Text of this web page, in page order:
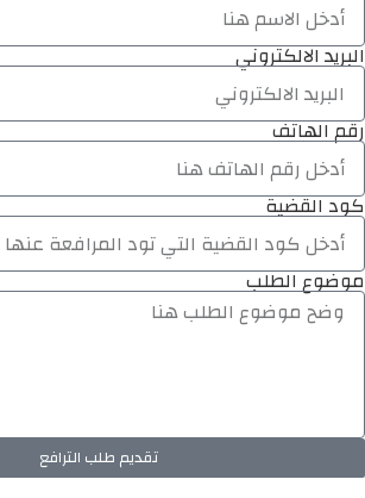
البريد الالكتروني
رقم الهاتف
كود القضية
موضوع الطلب
تقديم طلب الترافع